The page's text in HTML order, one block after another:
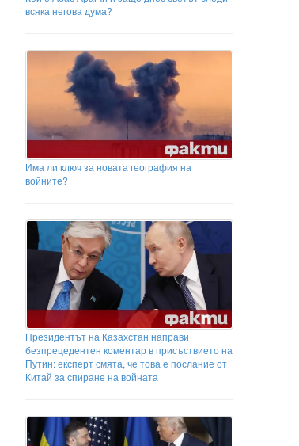
всяка негова дума?
Има ли ключ за новата география на
войните?
Президентът на Казахстан направи
безпрецедентен коментар в присъствието на
Путин: експерт смята, че това е послание от
Китай за спиране на войната